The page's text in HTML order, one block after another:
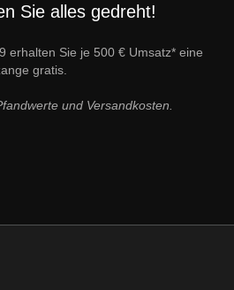
Sie alles gedreht!
erhalten Sie je 500 € Umsatz* eine
gratis.
und Versandkosten.